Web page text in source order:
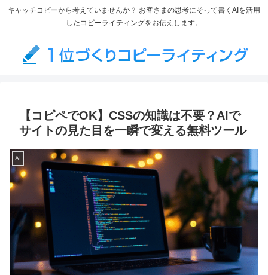
キャッチコピーから考えていませんか？ お客さまの思考にそって書くAIを活用
したコピーライティングをお伝えします。
【コピペでOK】CSSの知識は不要？AIで
サイトの見た目を一瞬で変える無料ツール
AI